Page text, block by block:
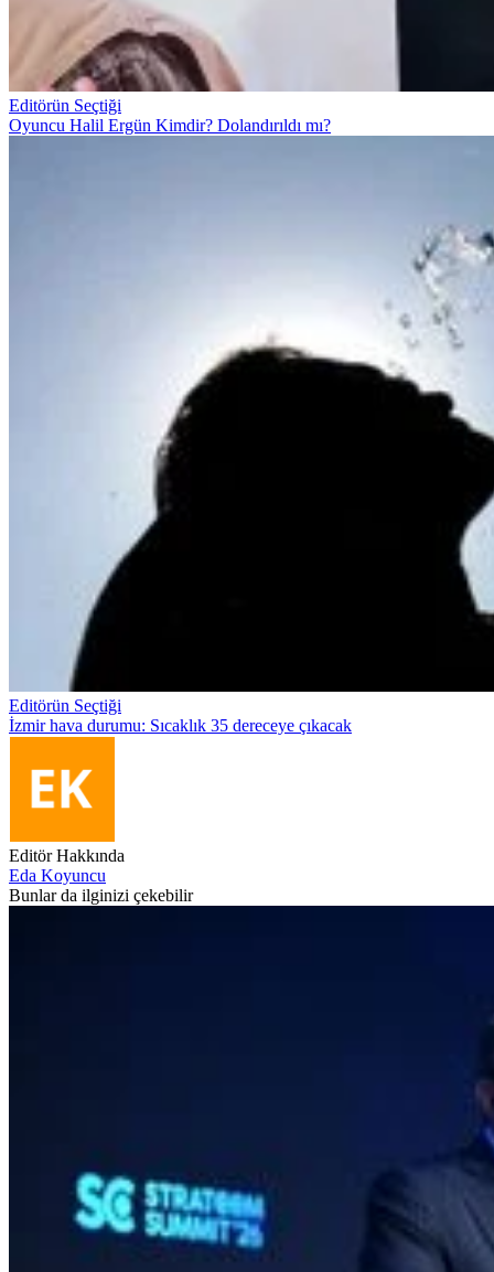
Editörün Seçtiği
Oyuncu Halil Ergün Kimdir? Dolandırıldı mı?
Editörün Seçtiği
İzmir hava durumu: Sıcaklık 35 dereceye çıkacak
Editör Hakkında
Eda Koyuncu
Bunlar da ilginizi çekebilir